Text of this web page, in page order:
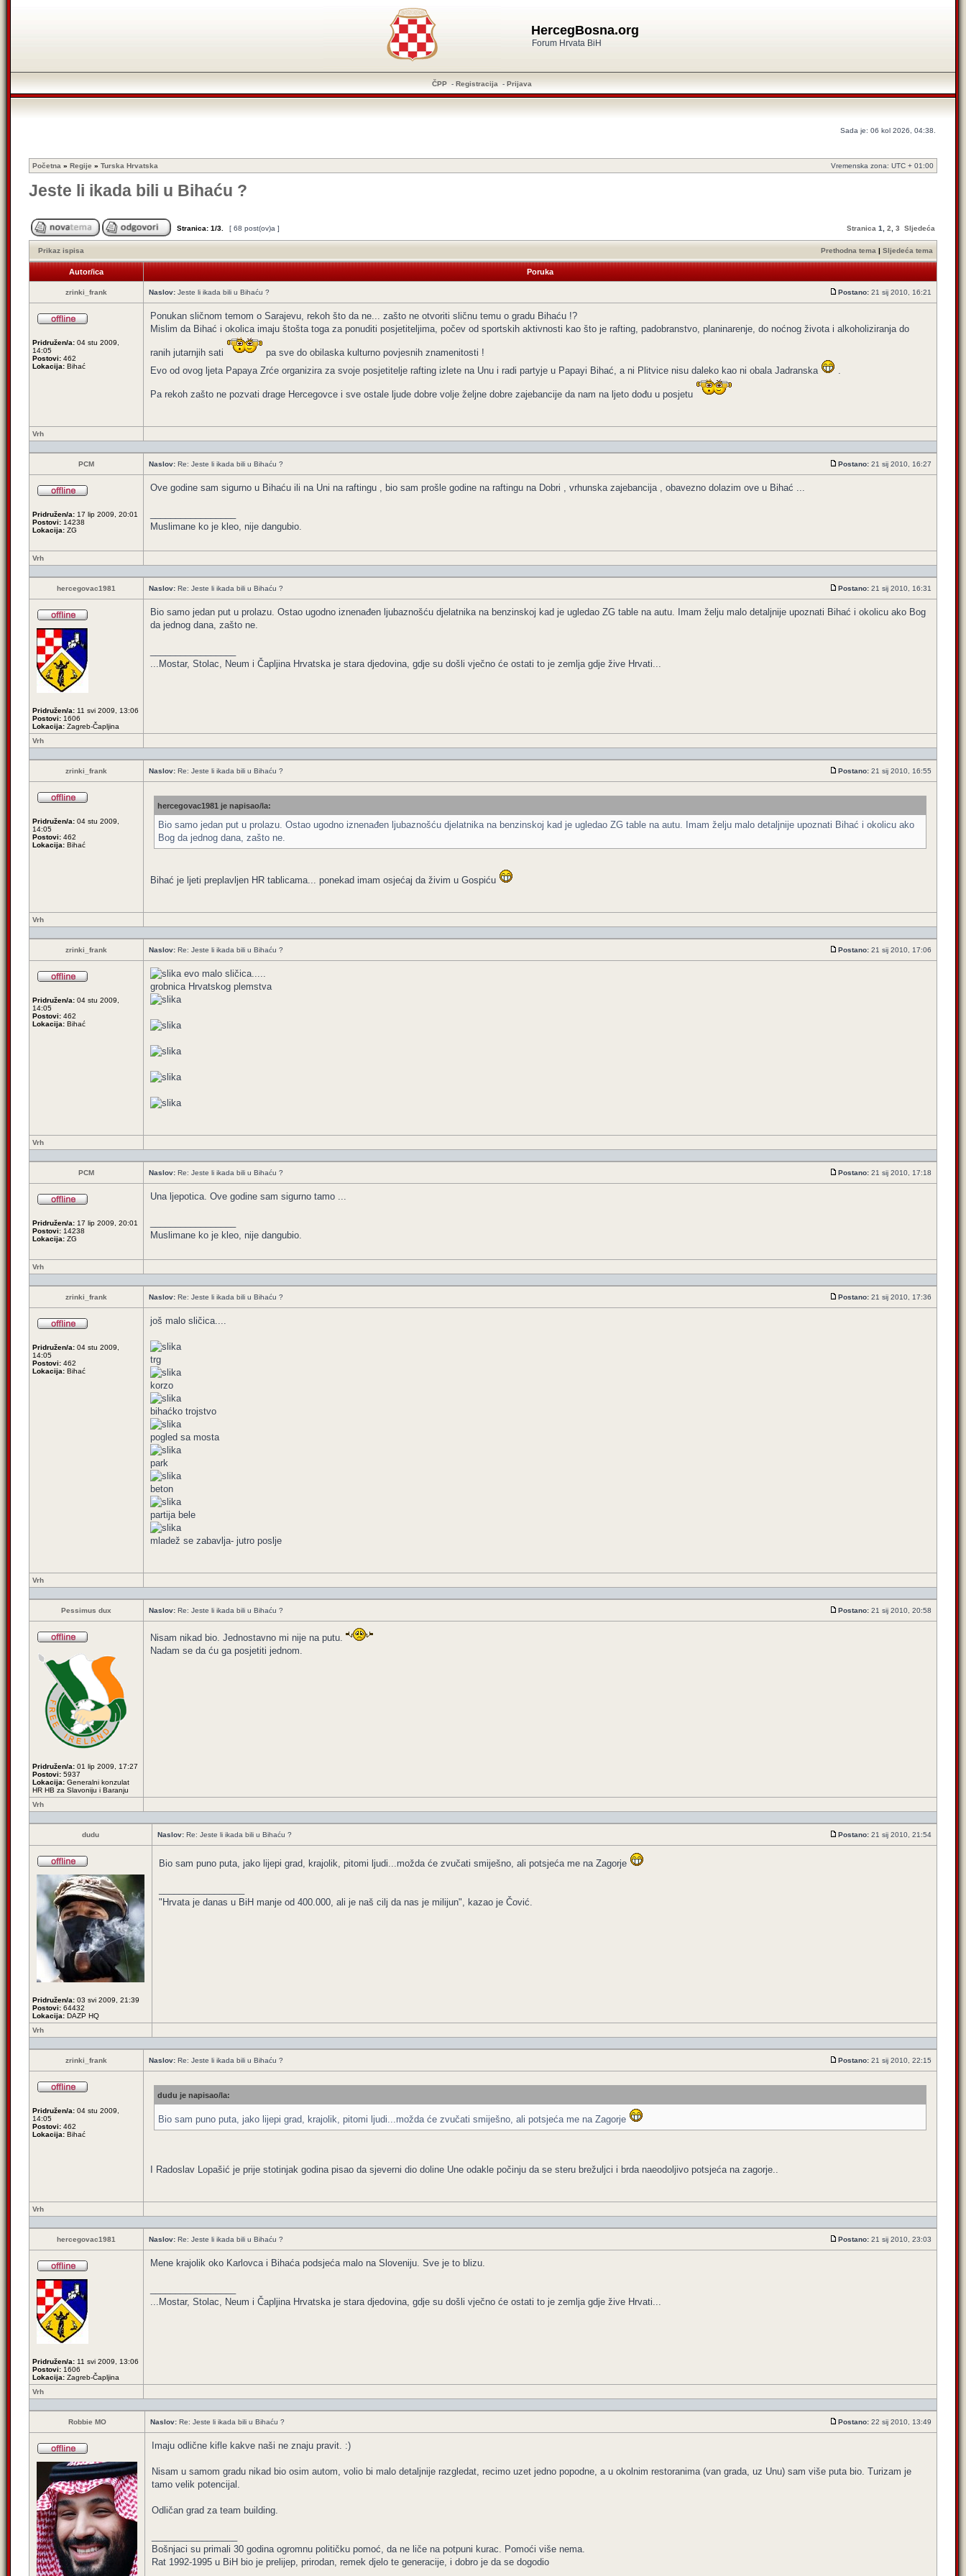
HercegBosna.org
Forum Hrvata BiH
ČPP - Registracija - Prijava
Sada je: 06 kol 2026, 04:38.
Početna » Regije » Turska Hrvatska Vremenska zona: UTC + 01:00
Jeste li ikada bili u Bihaću ?
Stranica: 1/3 [ 68 post(ov)a ] Stranica 1 2 3 Sljedeća
Prikaz ispisa Prethodna tema | Sljedeća tema
Autor/ica Poruka
zrinki_frank Naslov: Jeste li ikada bili u Bihaću ? Postano: 21 sij 2010, 16:21
Pridružen/a: 04 stu 2009,
14:05
Postovi: 462
Lokacija: Bihać
Ponukan sličnom temom o Sarajevu, rekoh što da ne... zašto ne otvoriti sličnu temu o gradu Bihaću !?
Mislim da Bihać i okolica imaju štošta toga za ponuditi posjetiteljima, počev od sportskih aktivnosti kao što je rafting, padobranstvo, planinarenje, do noćnog života i alkoholiziranja do
ranih jutarnjih sati
pa sve do obilaska kulturno povjesnih znamenitosti !
Evo od ovog ljeta Papaya Zrće organizira za svoje posjetitelje rafting izlete na Unu i radi partyje u Papayi Bihać, a ni Plitvice nisu daleko kao ni obala Jadranska
.
Pa rekoh zašto ne pozvati drage Hercegovce i sve ostale ljude dobre volje željne dobre zajebancije da nam na ljeto dođu u posjetu
Vrh
PCM Naslov: Re: Jeste li ikada bili u Bihaću ? Postano: 21 sij 2010, 16:27
Pridružen/a: 17 lip 2009, 20:01
Postovi: 14238
Lokacija: ZG
Ove godine sam sigurno u Bihaću ili na Uni na raftingu , bio sam prošle godine na raftingu na Dobri , vrhunska zajebancija , obavezno dolazim ove u Bihać ...
Muslimane ko je kleo, nije dangubio.
Vrh
hercegovac1981 Naslov: Re: Jeste li ikada bili u Bihaću ? Postano: 21 sij 2010, 16:31
Pridružen/a: 11 svi 2009, 13:06
Postovi: 1606
Lokacija: Zagreb-Čapljina
Bio samo jedan put u prolazu. Ostao ugodno iznenađen ljubaznošću djelatnika na benzinskoj kad je ugledao ZG table na autu. Imam želju malo detaljnije upoznati Bihać i okolicu ako Bog
da jednog dana, zašto ne.
...Mostar, Stolac, Neum i Čapljina Hrvatska je stara djedovina, gdje su došli vječno će ostati to je zemlja gdje žive Hrvati...
Vrh
zrinki_frank Naslov: Re: Jeste li ikada bili u Bihaću ? Postano: 21 sij 2010, 16:55
Pridružen/a: 04 stu 2009,
14:05
Postovi: 462
Lokacija: Bihać
hercegovac1981 je napisao/la:
Bio samo jedan put u prolazu. Ostao ugodno iznenađen ljubaznošću djelatnika na benzinskoj kad je ugledao ZG table na autu. Imam želju malo detaljnije upoznati Bihać i okolicu ako
Bog da jednog dana, zašto ne.
Bihać je ljeti preplavljen HR tablicama... ponekad imam osjećaj da živim u Gospiću
Vrh
zrinki_frank Naslov: Re: Jeste li ikada bili u Bihaću ? Postano: 21 sij 2010, 17:06
Pridružen/a: 04 stu 2009,
14:05
Postovi: 462
Lokacija: Bihać
evo malo sličica.....
grobnica Hrvatskog plemstva
Vrh
PCM Naslov: Re: Jeste li ikada bili u Bihaću ? Postano: 21 sij 2010, 17:18
Pridružen/a: 17 lip 2009, 20:01
Postovi: 14238
Lokacija: ZG
Una ljepotica. Ove godine sam sigurno tamo ...
Muslimane ko je kleo, nije dangubio.
Vrh
zrinki_frank Naslov: Re: Jeste li ikada bili u Bihaću ? Postano: 21 sij 2010, 17:36
Pridružen/a: 04 stu 2009,
14:05
Postovi: 462
Lokacija: Bihać
još malo sličica....
trg
korzo
bihaćko trojstvo
pogled sa mosta
park
beton
partija bele
mladež se zabavlja- jutro poslje
Vrh
Pessimus dux Naslov: Re: Jeste li ikada bili u Bihaću ? Postano: 21 sij 2010, 20:58
Pridružen/a: 01 lip 2009, 17:27
Postovi: 5937
Lokacija: Generalni konzulat
HR HB za Slavoniju i Baranju
Nisam nikad bio. Jednostavno mi nije na putu.
Nadam se da ću ga posjetiti jednom.
Vrh
dudu Naslov: Re: Jeste li ikada bili u Bihaću ? Postano: 21 sij 2010, 21:54
Pridružen/a: 03 svi 2009, 21:39
Postovi: 64432
Lokacija: DAZP HQ
Bio sam puno puta, jako lijepi grad, krajolik, pitomi ljudi...možda će zvučati smiješno, ali potsjeća me na Zagorje
"Hrvata je danas u BiH manje od 400.000, ali je naš cilj da nas je milijun", kazao je Čović.
Vrh
zrinki_frank Naslov: Re: Jeste li ikada bili u Bihaću ? Postano: 21 sij 2010, 22:15
Pridružen/a: 04 stu 2009,
14:05
Postovi: 462
Lokacija: Bihać
dudu je napisao/la:
Bio sam puno puta, jako lijepi grad, krajolik, pitomi ljudi...možda će zvučati smiješno, ali potsjeća me na Zagorje
I Radoslav Lopašić je prije stotinjak godina pisao da sjeverni dio doline Une odakle počinju da se steru brežuljci i brda naeodoljivo potsjeća na zagorje..
Vrh
hercegovac1981 Naslov: Re: Jeste li ikada bili u Bihaću ? Postano: 21 sij 2010, 23:03
Pridružen/a: 11 svi 2009, 13:06
Postovi: 1606
Lokacija: Zagreb-Čapljina
Mene krajolik oko Karlovca i Bihaća podsjeća malo na Sloveniju. Sve je to blizu.
...Mostar, Stolac, Neum i Čapljina Hrvatska je stara djedovina, gdje su došli vječno će ostati to je zemlja gdje žive Hrvati...
Vrh
Robbie MO Naslov: Re: Jeste li ikada bili u Bihaću ? Postano: 22 sij 2010, 13:49
Imaju odlične kifle kakve naši ne znaju pravit. :)
Nisam u samom gradu nikad bio osim autom, volio bi malo detaljnije razgledat, recimo uzet jedno popodne, a u okolnim restoranima (van grada, uz Unu) sam više puta bio. Turizam je
tamo velik potencijal.
Odličan grad za team building.
Bošnjaci su primali 30 godina ogromnu političku pomoć, da ne liče na potpuni kurac. Pomoći više nema.
Rat 1992-1995 u BiH bio je prelijep, prirodan, remek djelo te generacije, i dobro je da se dogodio